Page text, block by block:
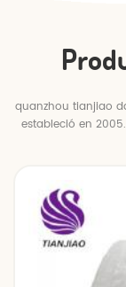
quanzhou tianjiao
estableció en